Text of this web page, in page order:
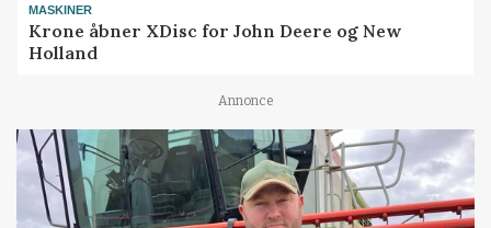
MASKINER
Krone åbner XDisc for John Deere og New
Holland
Annonce